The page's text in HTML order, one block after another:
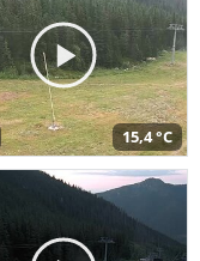
15,4 °C